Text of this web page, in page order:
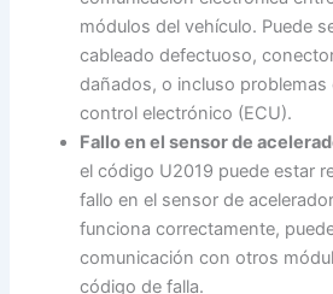
módulos del vehículo. Puede
cableado defectuoso,
dañados, o incluso problemas
control electrónico (ECU).
Fallo en el sensor de
el código U2019 puede estar
fallo en el sensor de
funciona correctamente,
comunicación con otros
código de falla.